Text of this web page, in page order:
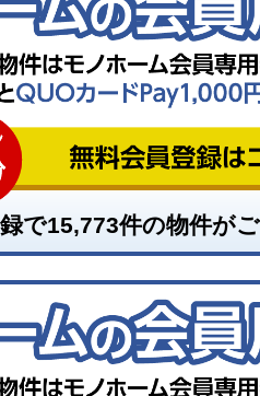
で15,773件の物件が